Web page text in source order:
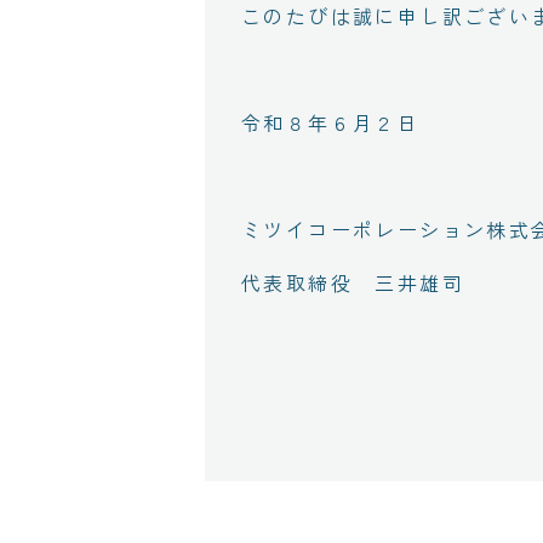
このたびは誠に申し訳ござい
令和８年６月２日
ミツイコーポレーション株式
代表取締役 三井雄司